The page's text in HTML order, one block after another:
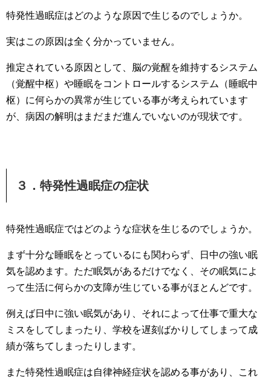
特発性過眠症はどのような原因で生じるのでしょうか。
実はこの原因は全く分かっていません。
推定されている原因として、脳の覚醒を維持するシステム
（覚醒中枢）や睡眠をコントロールするシステム（睡眠中
枢）に何らかの異常が生じている事が考えられています
が、病因の解明はまだまだ進んでいないのが現状です。
３．特発性過眠症の症状
特発性過眠症ではどのような症状を生じるのでしょうか。
まず十分な睡眠をとっているにも関わらず、日中の強い眠
気を認めます。ただ眠気があるだけでなく、その眠気によ
って生活に何らかの支障が生じている事がほとんどです。
例えば日中に強い眠気があり、それによって仕事で重大な
ミスをしてしまったり、学校を遅刻ばかりしてしまって成
績が落ちてしまったりします。
また特発性過眠症は自律神経症状を認める事があり、これ